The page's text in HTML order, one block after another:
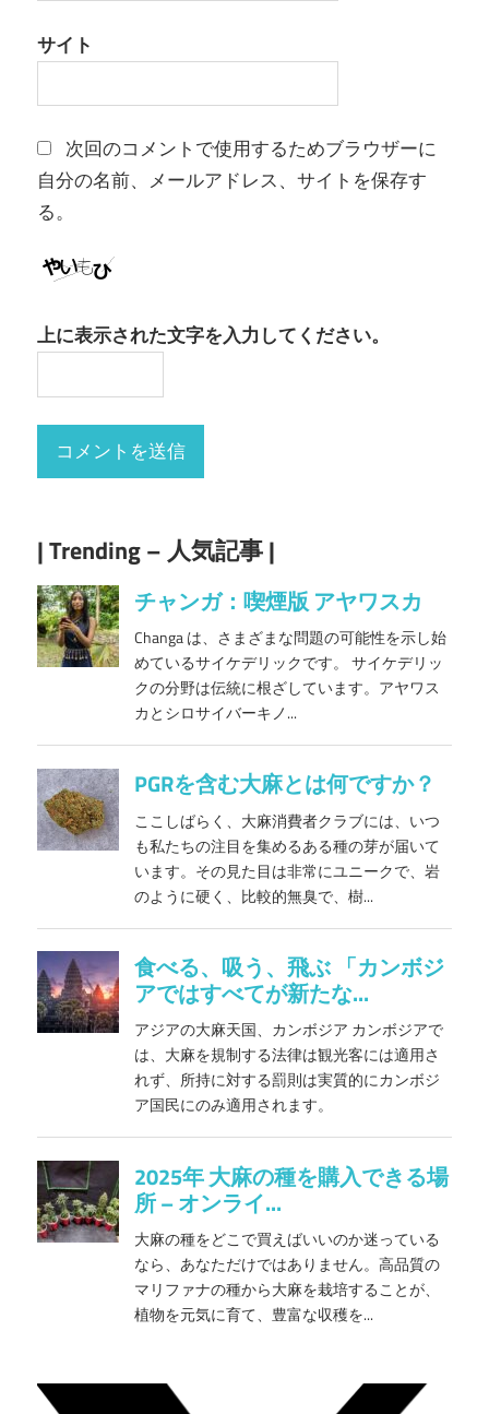
サイト
次回のコメントで使用するためブラウザーに
自分の名前、メールアドレス、サイトを保存す
る。
上に表示された文字を入力してください。
| Trending – 人気記事 |